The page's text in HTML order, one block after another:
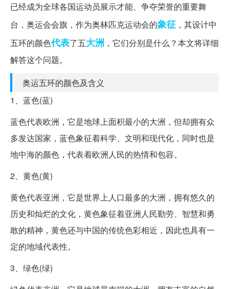
已经成为全球各国运动员展示才能、争夺荣誉的重要舞
台，奥运会会旗，作为奥林匹克运动会的象征 ，其设计中
五环的颜色代表了五大洲 ，它们分别是什么？本文将详细
解答这个问题。
奥运五环的颜色及含义
1、蓝色(蓝)
蓝色代表欧洲，它是地球上面积最小的大洲，但却拥有众
多发达国家，蓝色象征着科学、文明和现代化，同时也是
地中海的颜色，代表着欧洲人民的热情和包容。
2、黄色(黄)
黄色代表亚洲，它是世界上人口最多的大洲，拥有悠久的
历史和灿烂的文化，黄色象征着亚洲人民勤劳、智慧和勇
敢的精神，黄色还与中国的传统色彩相近，因此也具有一
定的地域代表性。
3、绿色(绿)